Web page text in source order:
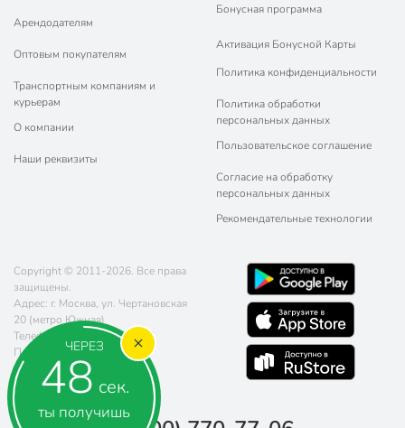
ЧЕРЕЗ
48 сек.
ты получишь
Арендодателям
Оптовым покупателям
Транспортным компаниям и
курьерам
О компании
Наши реквизиты
Бонусная программа
Активация Бонусной Карты
Политика конфиденциальности
Политика обработки
персональных данных
Пользовательское соглашение
Согласие на обработку
персональных данных
Рекомендательные технологии
Copyright © 2011-2026. Все права
защищены.
Адрес: г. Москва, ул. Чертановская
20 (метро Южная)
Телефон:
8 (800) 770-77-06
Почта:
sales@poryadok.ru